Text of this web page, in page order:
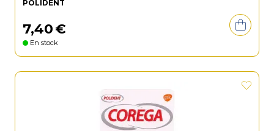
POLIDENT
7,40€
En stock